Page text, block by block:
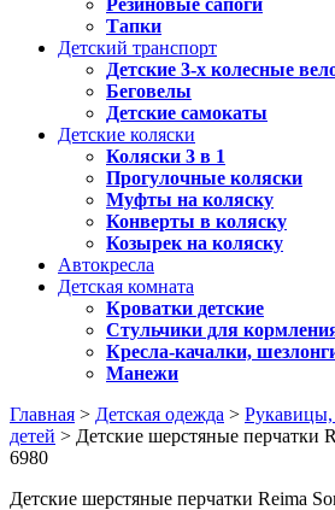
Резиновые сапоги
Тапки
Детский транспорт
Детские 3-х колесные
Беговелы
Детские самокаты
Детские коляски
Коляски 3 в 1
Прогулочные коляски
Муфты на коляску
Конверты в коляску
Козырек на коляску
Автокресла
Детская комната
Кроватки детские
Стульчики для
Кресла-качалки,
Манежи
Главная > Детская одежда > Рукавицы,
детей > Детские шерстяные перчатки
6980
Детские шерстяные перчатки Reima